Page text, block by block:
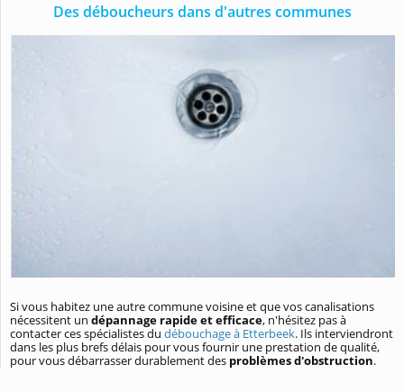
Des déboucheurs dans d'autres communes
Si vous habitez une autre commune voisine et que vos canalisations
nécessitent un dépannage rapide et efficace, n'hésitez pas à
contacter ces spécialistes du débouchage à Etterbeek. Ils interviendront
dans les plus brefs délais pour vous fournir une prestation de qualité,
pour vous débarrasser durablement des problèmes d'obstruction.